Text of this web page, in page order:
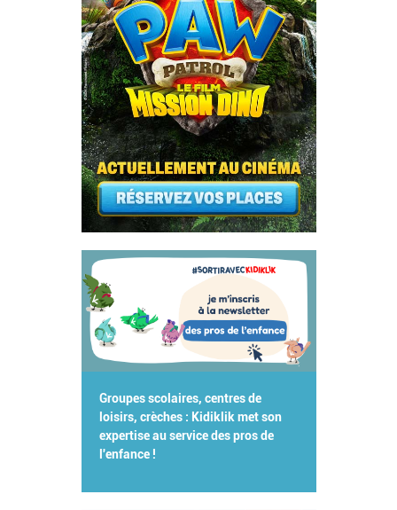
Groupes scolaires, centres de
loisirs, crèches : Kidiklik met son
expertise au service des pros de
l'enfance !